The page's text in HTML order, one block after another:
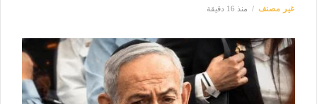
غير مصنف منذ 16 دقيقة